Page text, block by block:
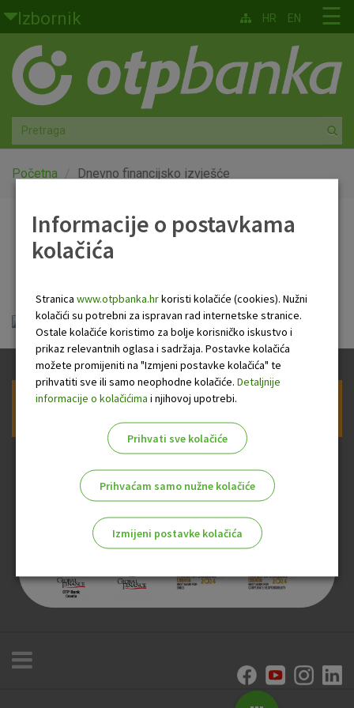
Skoči na glavni sadržaj
Izbornik
Građani
Privatno bankarstvo
Agro
Mala poduzeća i obrtnici
Globalna tržišta
O nama
☰
HR EN
Početna Dnevno financijsko izvješće
Dnevno financijsko
Dnevno financijsko izvješće.pdf
Prijava na newsletter OTP banke
Informacije o postavkama
kolačića
Stranica www.otpbanka.hrkoristi kolačiće (cookies). Nužni
kolačići su potrebni za ispravan rad internetske stranice.
Ostale kolačiće koristimo za bolje korisničko iskustvo i
prikaz relevantnih oglasa i sadržaja. Postavke kolačića
možete promijeniti na "Izmjeni postavke kolačića" te
prihvatiti sve ili samo neophodne kolačiće. Detaljnije
informacije o kolačićima i njihovoj upotrebi.
Prihvati sve kolačiće
Prihvaćam samo nužne kolačiće
Izmijeni postavke kolačića
Nužni kolačići